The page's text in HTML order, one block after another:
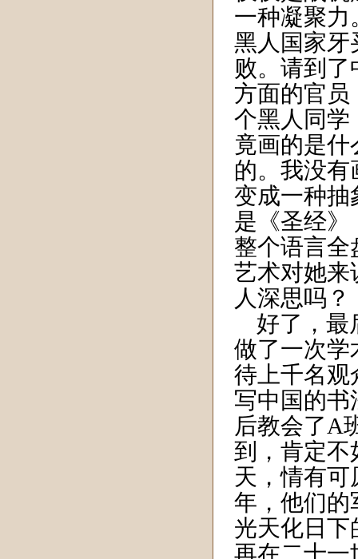
一种凝聚力
黑人国家牙
败。请到
方面的官员
个黑人同学
竟画的是什
的。我没
变成一种抽
是《圣经》
整个语言全
艺术对她来
人深思吗？
好了，最
做了一次学
待上千名观
写中国的书
后教会了A
到，肯定不
天，情有可
年，他们的
光天化日下
再在二十一